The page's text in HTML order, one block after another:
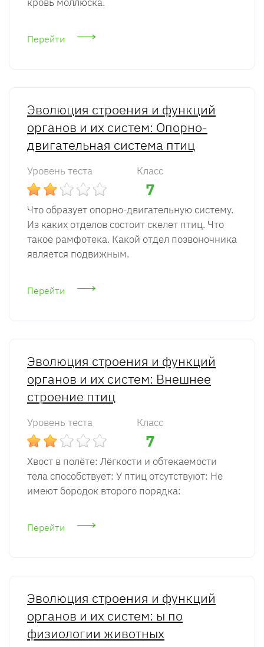
Перейти
Эволюция строения и функций
органов и их систем: Опорно-
двигательная система птиц
Уровень теста Класс
7
Что образует опорно-двигательную систему.
Из каких отделов состоит скелет птиц. Что
такое рамфотека. Какой отдел позвоночника
является подвижным.
Перейти
Эволюция строения и функций
органов и их систем: Внешнее
строение птиц
Уровень теста Класс
7
Хвост в полёте: Лёгкости и обтекаемости
тела способствует: У птиц отсутствуют: Не
имеют бородок второго порядка:
Перейти
Эволюция строения и функций
органов и их систем: ы по
физиологии животных